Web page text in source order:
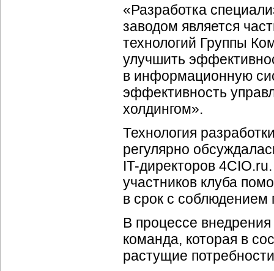
«Разработка
заводом является
технологий Группы
улучшить
в информационную
эффективность
холдингом».
Технология
регулярно
IT-директоров
участников клуба
в срок с соблюдением
В процессе
команда, которая в
растущие